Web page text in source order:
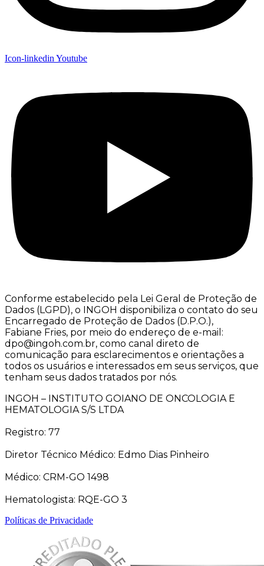
Icon-linkedin Youtube
Conforme estabelecido pela Lei Geral de Proteção de
Dados (LGPD), o INGOH disponibiliza o contato do seu
Encarregado de Proteção de Dados (D.P.O.),
Fabiane Fries, por meio do endereço de e-mail:
dpo@ingoh.com.br, como canal direto de
comunicação para esclarecimentos e orientações a
todos os usuários e interessados em seus serviços, que
tenham seus dados tratados por nós.
INGOH – INSTITUTO GOIANO DE ONCOLOGIA E
HEMATOLOGIA S/S LTDA
Registro: 77
Diretor Técnico Médico: Edmo Dias Pinheiro
Médico: CRM-GO 1498
Hematologista: RQE-GO 3
Políticas de Privacidade